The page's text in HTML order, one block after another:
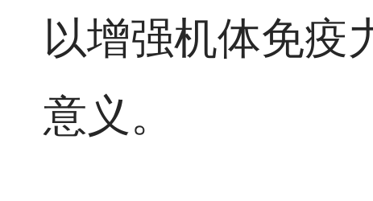
以增强机体免疫
意义。